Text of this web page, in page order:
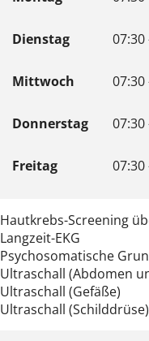
Dienstag 07:30
Mittwoch 07:30
Donnerstag 07:30
Freitag 07:30
Hautkrebs-Screening
Langzeit-EKG
Psychosomatische
Ultraschall (Abdomen
Ultraschall (Gefäße)
Ultraschall (Schilddrüse)